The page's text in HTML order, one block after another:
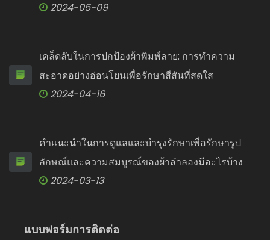
2024-05-09
เคล็ดลับในการปกป้องผ้าพิมพ์ลาย: การทำความ
สะอาดอย่างอ่อนโยนเพื่อรักษาสีสันที่สดใส
2024-04-16
คำแนะนำในการดูแลและบำรุงรักษาเพื่อรักษารูป
ลักษณ์และความสมบูรณ์ของผ้าลำลองมีอะไรบ้าง
2024-03-13
แบบฟอร์มการติดต่อ